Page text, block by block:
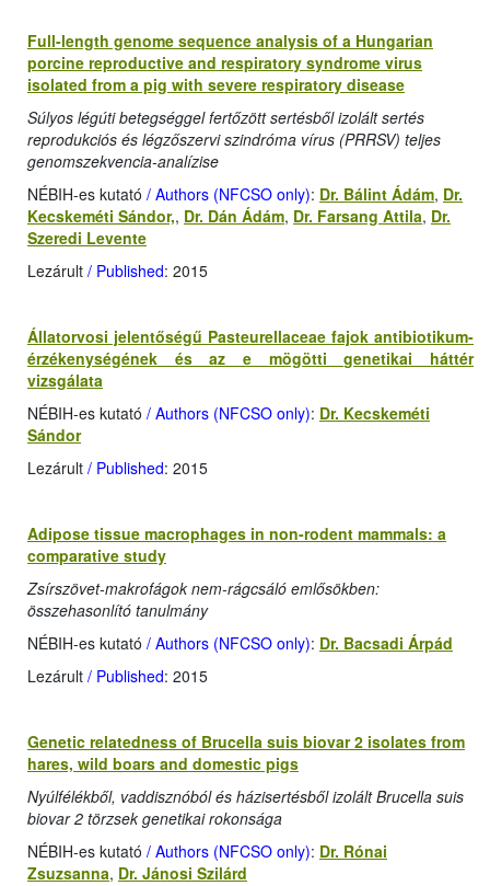
Full-length genome sequence analysis of a Hungarian
porcine reproductive and respiratory syndrome virus
isolated from a pig with severe respiratory disease
Súlyos légúti betegséggel fertőzött sertésből izolált sertés
reprodukciós és légzőszervi szindróma vírus (PRRSV) teljes
genomszekvencia-analízise
NÉBIH-es kutató / Authors (NFCSO only): Dr. Bálint Ádám, Dr.
Kecskeméti Sándor,, Dr. Dán Ádám, Dr. Farsang Attila, Dr.
Szeredi Levente
Lezárult / Published: 2015
Állatorvosi jelentőségű Pasteurellaceae fajok antibiotikum-
érzékenységének és az e mögötti genetikai háttér
vizsgálata
NÉBIH-es kutató / Authors (NFCSO only): Dr. Kecskeméti
Sándor
Lezárult / Published: 2015
Adipose tissue macrophages in non-rodent mammals: a
comparative study
Zsírszövet-makrofágok nem-rágcsáló emlősökben:
összehasonlító tanulmány
NÉBIH-es kutató / Authors (NFCSO only): Dr. Bacsadi Árpád
Lezárult / Published: 2015
Genetic relatedness of Brucella suis biovar 2 isolates from
hares, wild boars and domestic pigs
Nyúlfélékből, vaddisznóból és házisertésből izolált Brucella suis
biovar 2 törzsek genetikai rokonsága
NÉBIH-es kutató / Authors (NFCSO only): Dr. Rónai
Zsuzsanna, Dr. Jánosi Szilárd